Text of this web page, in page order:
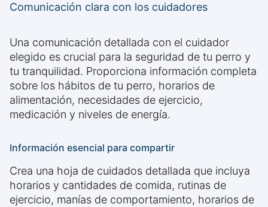
Comunicación clara con los cuidadores
Una comunicación detallada con el cuidador
elegido es crucial para la seguridad de tu perro y
tu tranquilidad. Proporciona información completa
sobre los hábitos de tu perro, horarios de
alimentación, necesidades de ejercicio,
medicación y niveles de energía.
Información esencial para compartir
Crea una hoja de cuidados detallada que incluya
horarios y cantidades de comida, rutinas de
ejercicio, manías de comportamiento, horarios de